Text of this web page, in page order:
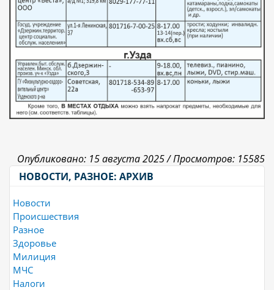
Опубликовано: 15 августа 2025 /Просмотров: 15585
НОВОСТИ, РАЗНОЕ: АРХИВ
Новости
Происшествия
Разное
Здоровье
Милиция
МЧС
Налоги